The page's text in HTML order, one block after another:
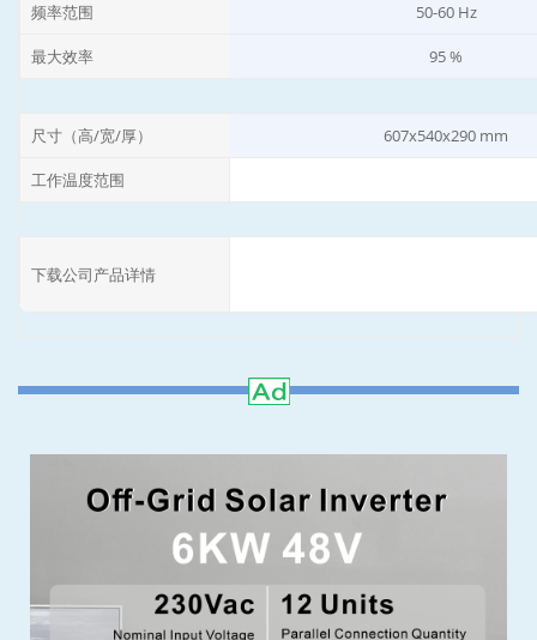
频率范围 50-60 Hz
最大效率 95 %
尺寸（高/宽/厚） 607x540x290 mm
工作温度范围
下载公司产品详情